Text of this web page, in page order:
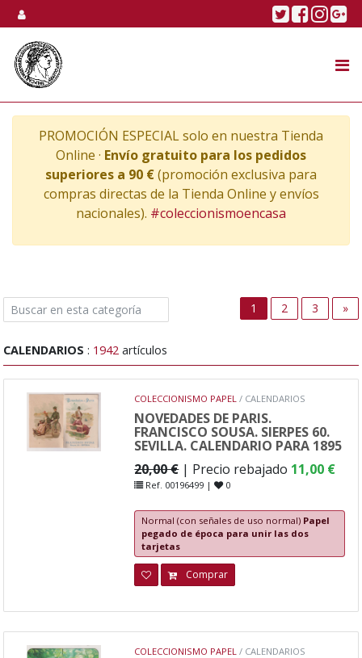
Skip to content Twitter
PROMOCIÓN ESPECIAL solo en nuestra Tienda
Online · Envío gratuito para los pedidos
superiores a 90 €(promoción exclusiva para
compras directas de la Tienda Online y envíos
nacionales). #coleccionismoencasa
1 2 3 »
CALENDARIOS : 1942 artículos
COLECCIONISMO PAPEL / CALENDARIOS
NOVEDADES DE PARIS.
FRANCISCO SOUSA. SIERPES 60.
SEVILLA. CALENDARIO PARA 1895
20,00 € | Precio rebajado 11,00 €
Ref. 00196499 | 0
Normal (con señales de uso normal) Papel
pegado de época para unir las dos
tarjetas
Comprar
COLECCIONISMO PAPEL / CALENDARIOS
TIENDA ONLINE
NOSOTROS